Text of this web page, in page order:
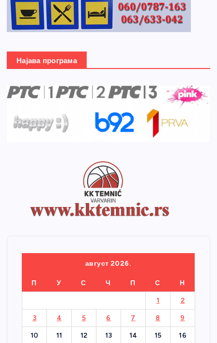
Најава програма
август 2026.
П У С Ч П С Н
1 2
3 4 5 6 7 8 9
10 11 12 13 14 15 16